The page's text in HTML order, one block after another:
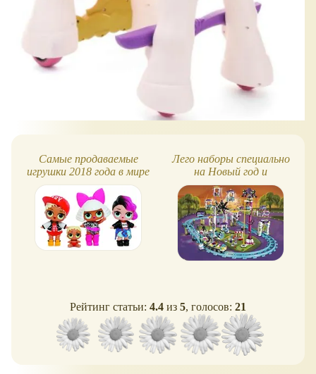
Самые продаваемые
игрушки 2018 года в мире
Лего наборы специально
на Новый год и
Рождество 2016
Рейтинг статьи: 4.4 из 5, голосов: 21